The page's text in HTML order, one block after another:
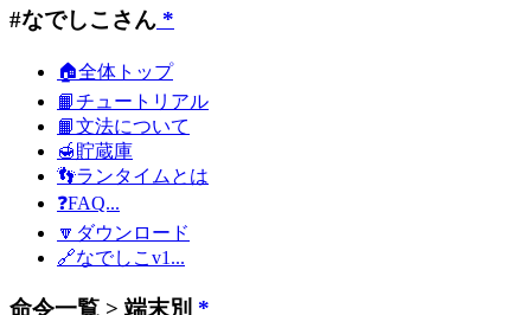
#なでしこさん *
🏠全体トップ
📙チュートリアル
📙文法について
🍯貯蔵庫
👣ランタイムとは
❓FAQ...
🔽ダウンロード
🔗なでしこv1...
命令一覧 > 端末別 *